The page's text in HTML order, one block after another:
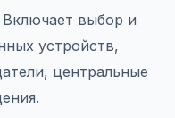
Включает выбор и
устройств,
центральные